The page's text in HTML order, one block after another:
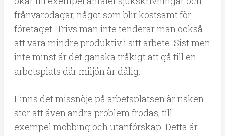
frånvarodagar, något som blir kostsamt för
företaget. Trivs man inte tenderar man också
att vara mindre produktiv i sitt arbete. Sist men
inte minst är det ganska tråkigt att gå till en
arbetsplats där miljön är dålig.
Finns det missnöje på arbetsplatsen är risken
stor att även andra problem frodas, till
exempel mobbing och utanförskap. Detta är